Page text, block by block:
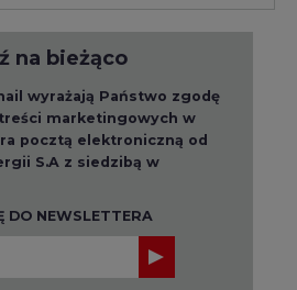
na bieżąco
wyrażają Państwo zgodę
marketingowych w
pocztą elektroniczną od
S.A z siedzibą w
DO NEWSLETTERA